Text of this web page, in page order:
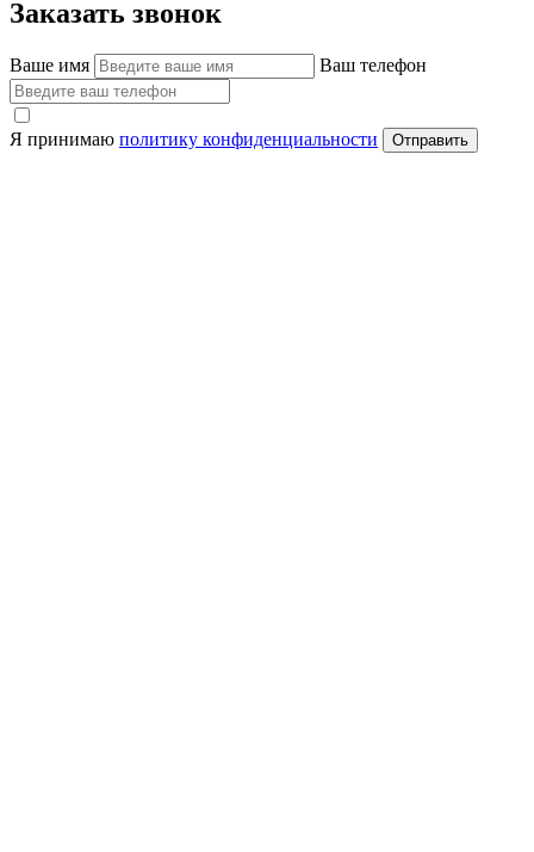
Заказать звонок
Ваше имя Ваш телефон
Я принимаю политику конфиденциальности Отправить